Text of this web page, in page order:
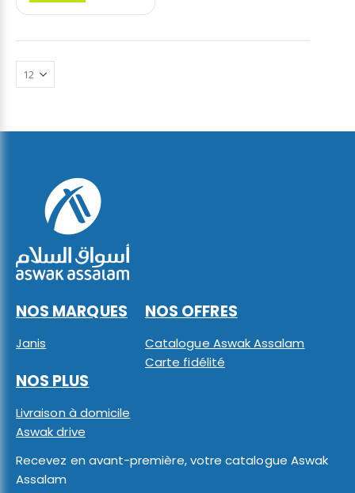
NOS MARQUES
Janis
NOS OFFRES
Catalogue Aswak Assalam
Carte fidélité
NOS PLUS
Livraison à domicile
Aswak drive
Recevez en avant-première, votre catalogue Aswak
Assalam